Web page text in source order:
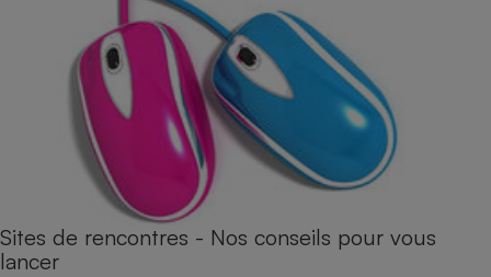
Sites de rencontres - Nos conseils pour vous
lancer